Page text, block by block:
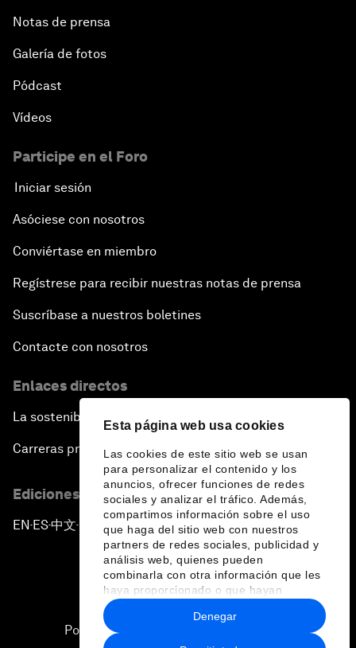
Esta página web usa cookies
Las cookies de este sitio web se usan
para personalizar el contenido y los
anuncios, ofrecer funciones de redes
sociales y analizar el tráfico. Además,
compartimos información sobre el uso
que haga del sitio web con nuestros
partners de redes sociales, publicidad y
análisis web, quienes pueden
combinarla con otra información que les
haya proporcionado o que hayan
recopilado a partir del uso que haya
hecho de sus servicios.
Denegar
Notas de prensa
Galería de fotos
Pódcast
Vídeos
Participe en el Foro
Iniciar sesión
Asóciese con nosotros
Conviértase en miembro
Regístrese para recibir nuestras notas de prensa
Suscríbase a nuestros boletines
Contacte con nosotros
Enlaces directos
La sostenibilidad en el Foro
Carreras profesionales
Ediciones en otros idiomas
EN ▪ ES▪中文▪ 日本語
Política de privacidad y normas de uso